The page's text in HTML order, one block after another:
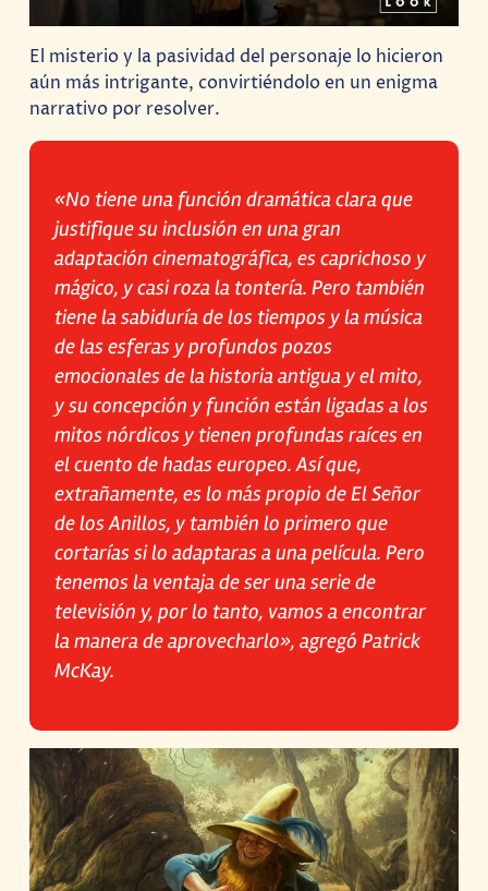
El misterio y la pasividad del personaje lo hicieron
aún más intrigante, convirtiéndolo en un enigma
narrativo por resolver.
«No tiene una función dramática clara que
justifique su inclusión en una gran
adaptación cinematográfica, es caprichoso y
mágico, y casi roza la tontería. Pero también
tiene la sabiduría de los tiempos y la música
de las esferas y profundos pozos
emocionales de la historia antigua y el mito,
y su concepción y función están ligadas a los
mitos nórdicos y tienen profundas raíces en
el cuento de hadas europeo. Así que,
extrañamente, es lo más propio de El Señor
de los Anillos, y también lo primero que
cortarías si lo adaptaras a una película. Pero
tenemos la ventaja de ser una serie de
televisión y, por lo tanto, vamos a encontrar
la manera de aprovecharlo», agregó Patrick
McKay.